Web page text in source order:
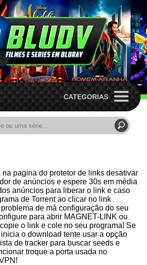
CATEGORIAS
na pagina do protetor de links desativar
de anúncios e espere 30s em média
anúncios para liberar o link e caso
de Torrent ao clicar no link
de má configuração do seu
para abrir MAGNET-LINK ou
o link e cole no seu programa! Se
o download tente usar a opção
de tracker para buscar seeds e
troque a porta usada no